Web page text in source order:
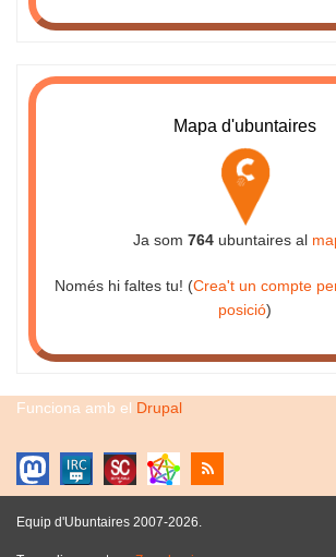
Mapa d'ubuntaires
Ja som 764 ubuntaires al
Només hi faltes tu! (Crea't un compte
posició)
Funciona amb el Drupal
Equip d'Ubuntaires 2007-2026.